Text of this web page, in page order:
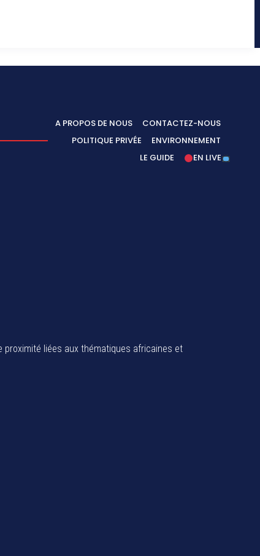
A PROPOS DE NOUS
CONTACTEZ-NOUS
POLITIQUE PRIVÉE
ENVIRONNEMENT
LE GUIDE
EN LIVE
liées aux thématiques africaines et